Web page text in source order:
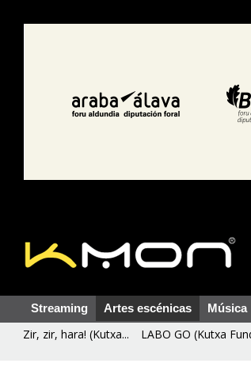
Streaming Artes escénicas Música
Zir, zir, hara! (Kutxa... LABO GO (Kutxa